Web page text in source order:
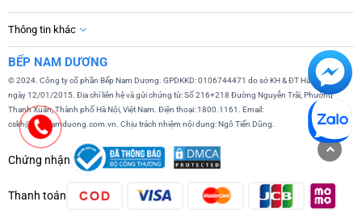
Thông tin khác
BẾP NAM DƯƠNG
© 2024. Công ty cổ phần Bếp Nam Dương. GPDKKD: 0106744471 do sở KH & ĐT Hà Nội cấp
ngày 12/01/2015. Địa chỉ liên hệ và gửi chứng từ: Số 216+218 Đường Nguyễn Trãi, Phường
Thanh Xuân, Thành phố Hà Nội, Việt Nam. Điện thoại: 1800.1161. Email:
cskh@bepnamduong.com.vn. Chịu trách nhiệm nội dung: Ngô Tiến Dũng.
Chứng nhận
Thanh toán